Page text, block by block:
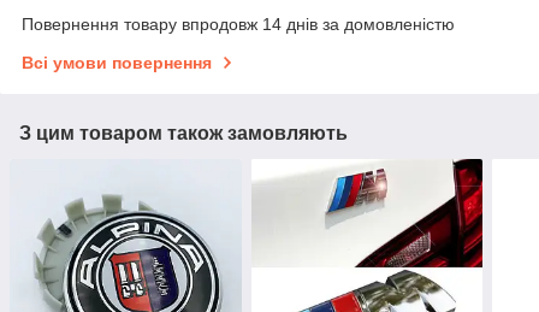
Повернення товару впродовж 14 днів за домовленістю
Всі умови повернення
З цим товаром також замовляють